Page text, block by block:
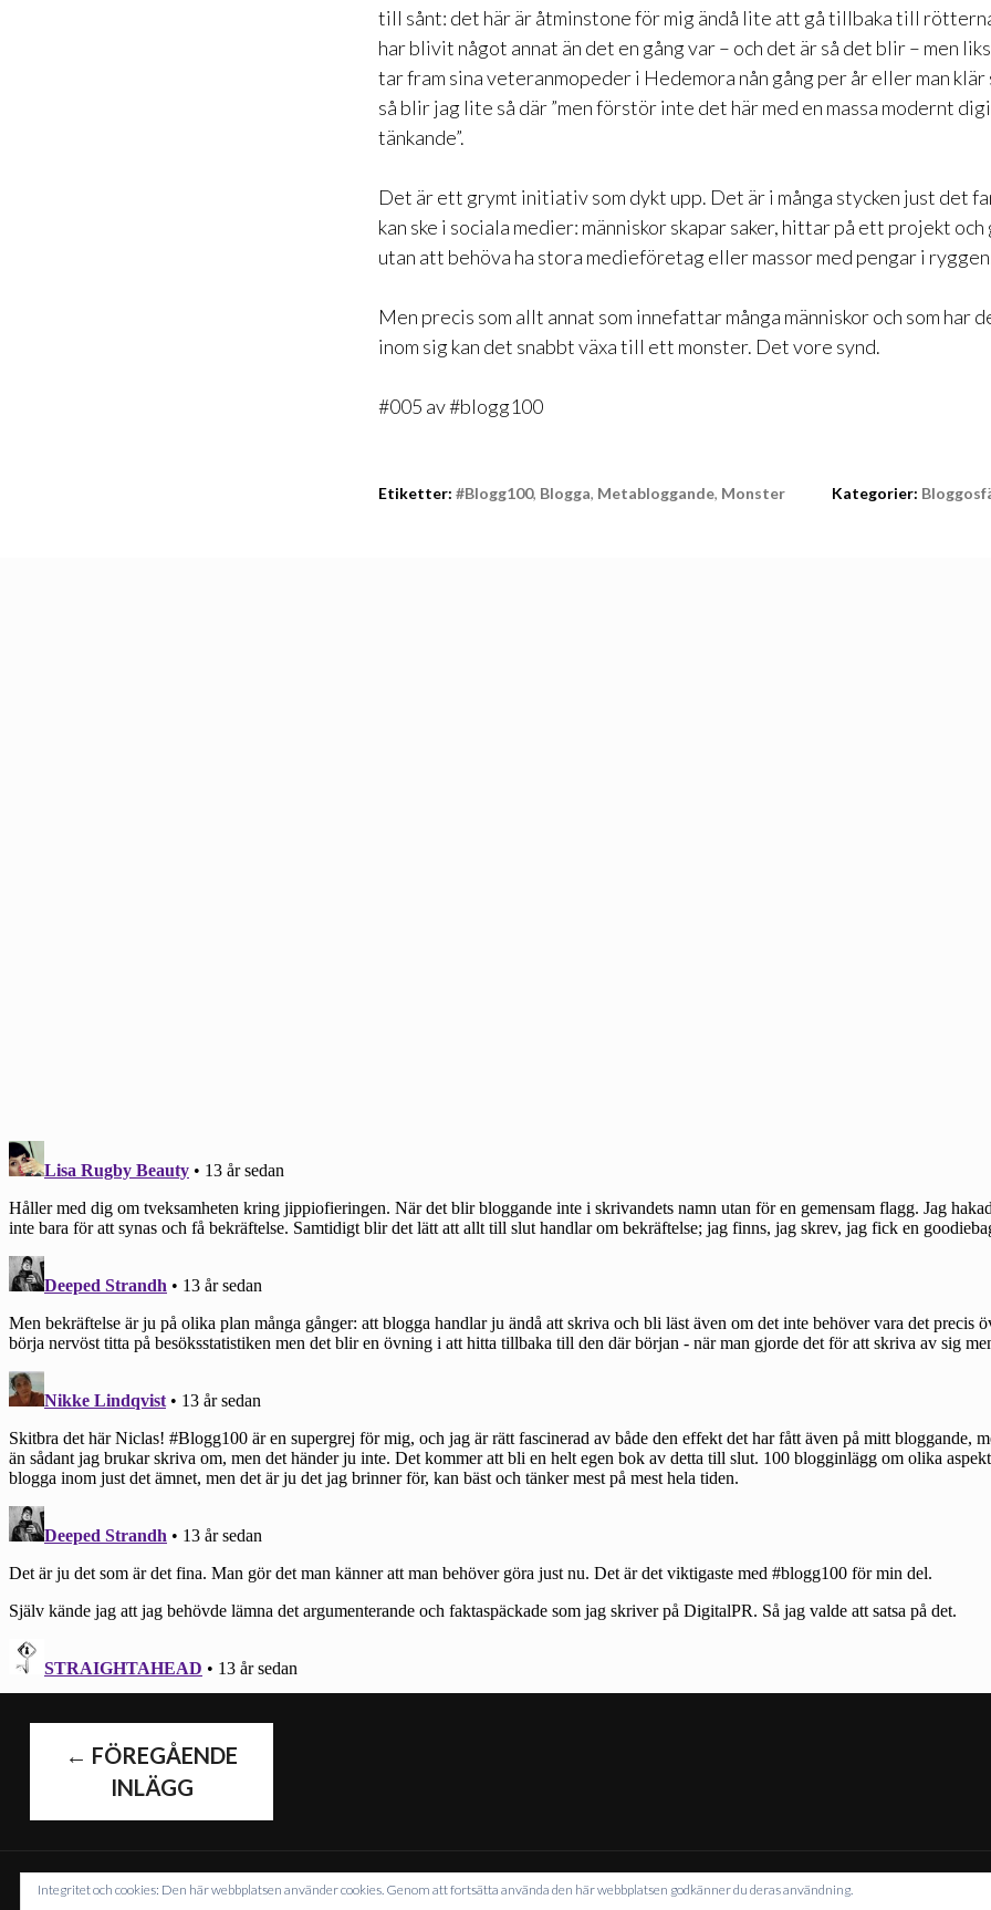
till sånt: det här är åtminstone för mig ändå lite att gå tillbaka till
har blivit något annat än det en gång var – och det är så det blir – men
tar fram sina veteranmopeder i Hedemora nån gång per år eller man
så blir jag lite så där ”men förstör inte det här med en massa modernt
tänkande”.
Det är ett grymt initiativ som dykt upp. Det är i många stycken just det
kan ske i sociala medier: människor skapar saker, hittar på ett projekt
utan att behöva ha stora medieföretag eller massor med pengar i
Men precis som allt annat som innefattar många människor och som har
inom sig kan det snabbt växa till ett monster. Det vore synd.
#005 av #blogg100
Etiketter: #blogg100, Blogga, Metabloggande, Monster Kategorier:
← FÖREGÅENDE
INLÄGG
Integritet och cookies: Den här webbplatsen använder cookies. Genom att fortsätta använda den här webbplatsen godkänner du deras användning.